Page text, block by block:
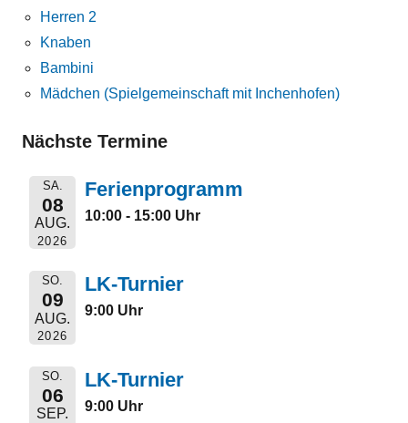
Herren 2
Knaben
Bambini
Mädchen (Spielgemeinschaft mit Inchenhofen)
Nächste Termine
SA.
08
AUG.
2026
Ferienprogramm
10:00 - 15:00 Uhr
SO.
09
AUG.
2026
LK-Turnier
9:00 Uhr
SO.
06
SEP.
LK-Turnier
9:00 Uhr